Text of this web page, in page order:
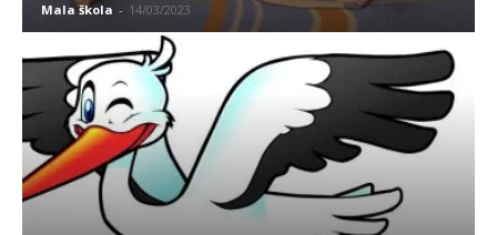
Mala škola - 14/03/2023